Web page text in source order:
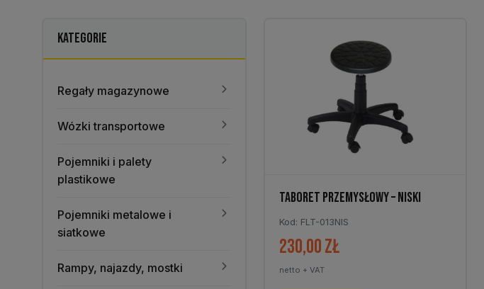
KATEGORIE
Regały magazynowe
Wózki transportowe
Pojemniki i palety
plastikowe
Pojemniki metalowe i
siatkowe
Rampy, najazdy, mostki
TABORET PRZEMYSŁOWY – NISKI
Kod: FLT-013NIS
230,00zł
netto + VAT